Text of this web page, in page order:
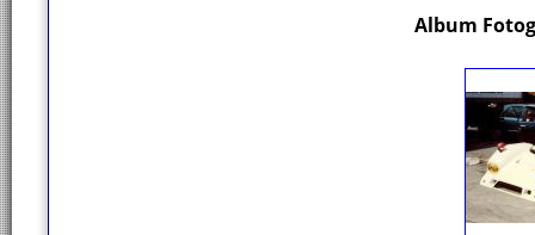
Album